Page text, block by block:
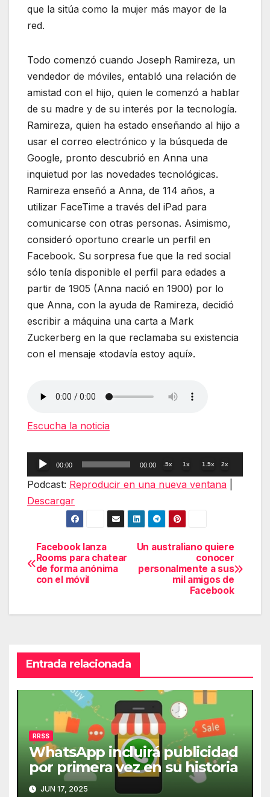
que la sitúa como la mujer más mayor de la
red.
Todo comenzó cuando Joseph Ramireza, un
vendedor de móviles, entabló una relación de
amistad con el hijo, quien le comenzó a hablar
de su madre y de su interés por la tecnología.
Ramireza, quien ha estado enseñando al hijo a
usar el correo electrónico y la búsqueda de
Google, pronto descubrió en Anna una
inquietud por las novedades tecnológicas.
Ramireza enseñó a Anna, de 114 años, a
utilizar FaceTime a través del iPad para
comunicarse con otras personas. Asimismo,
consideró oportuno crearle un perfil en
Facebook. Su sorpresa fue que la red social
sólo tenía disponible el perfil para edades a
partir de 1905 (Anna nació en 1900) por lo
que Anna, con la ayuda de Ramireza, decidió
escribir a máquina una carta a Mark
Zuckerberg en la que reclamaba su existencia
con el mensaje «todavía estoy aquí».
Escucha la noticia
Reproductor
de
00:00 00:00 .5x 1x 1.5x 2x
Podcast: Reproducir en una nueva ventana
Descargar
Navegación
de
Un australiano quiere
conocer
personalmente a sus
mil amigos de
Facebook
Facebook lanza
Rooms para chatear
de forma anónima
con el móvil
Entrada relacionada
RRSS
WhatsApp incluirá publicidad
por primera vez en su historia
JUN 17, 2025